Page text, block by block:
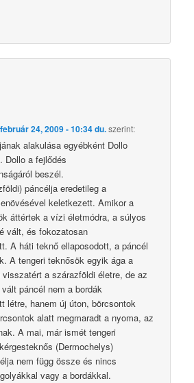
február 24, 2009 - 10:34 du.szerint:
alakulása egyébként Dollo
Dollo a fejlődés
beszél.
páncélja eredetileg a
keletkezett. Amikor a
áttértek a vízi életmódra, a súlyos
vált, és fokozatosan
A háti teknő ellaposodott, a páncél
A tengeri teknősök egyik ága a
visszatért a szárazföldi életre, de az
páncél nem a bordák
létre, hanem új úton, börcsontok
alatt megmaradt a nyoma, az
A mai, már ismét tengeri
(Dermochelys)
nem függ össze és nincs
vagy a bordákkal.